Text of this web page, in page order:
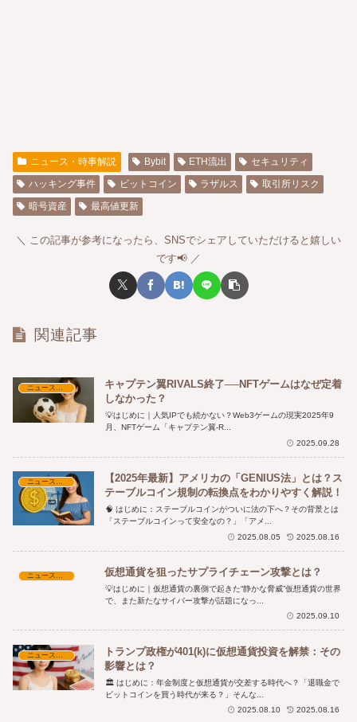
ニュース・時事解説 Bybit ETH流出
セキュリティ
ハッキング事件
ビットコイン ラザルス
取引所リスク
暗号資産
最高値更新
この記事が参考になったら、SNSでシェアしていただけると嬉しい
です📢
関連記事
ニュース・時事解説
キャプテン翼RIVALS終了──NFTゲームはなぜ定着
しなかった？
💡はじめに｜人気IPでも続かない？Web3ゲームの現実2025年9
月、NFTゲーム「キャプテン翼-R...
2025.09.28
ニュース・時事解説
【2025年最新】アメリカの「GENIUS法」とは？ス
テーブルコイン規制の転換点をわかりやすく解説！
🧠 はじめに：ステーブルコインがついに法の下へ？その背景とは
「ステーブルコインって安全なの？」「アメ...
2025.08.05
2025.08.16
ニュース・時事解説 仮想通貨を狙ったサプライチェーン攻撃とは？
💡はじめに｜仮想通貨の裏側で起きた“静かな脅威”仮想通貨の世界
で、また新たなサイバー攻撃が話題になっ...
2025.09.10
ニュース・時事解説
トランプ政権が401(k)に仮想通貨投資を解禁：その
影響とは？
🏛️ はじめに：年金制度と仮想通貨が交差する時代へ？「退職金で
ビットコインを買う時代が来る？」そんな...
2025.08.10
2025.08.16